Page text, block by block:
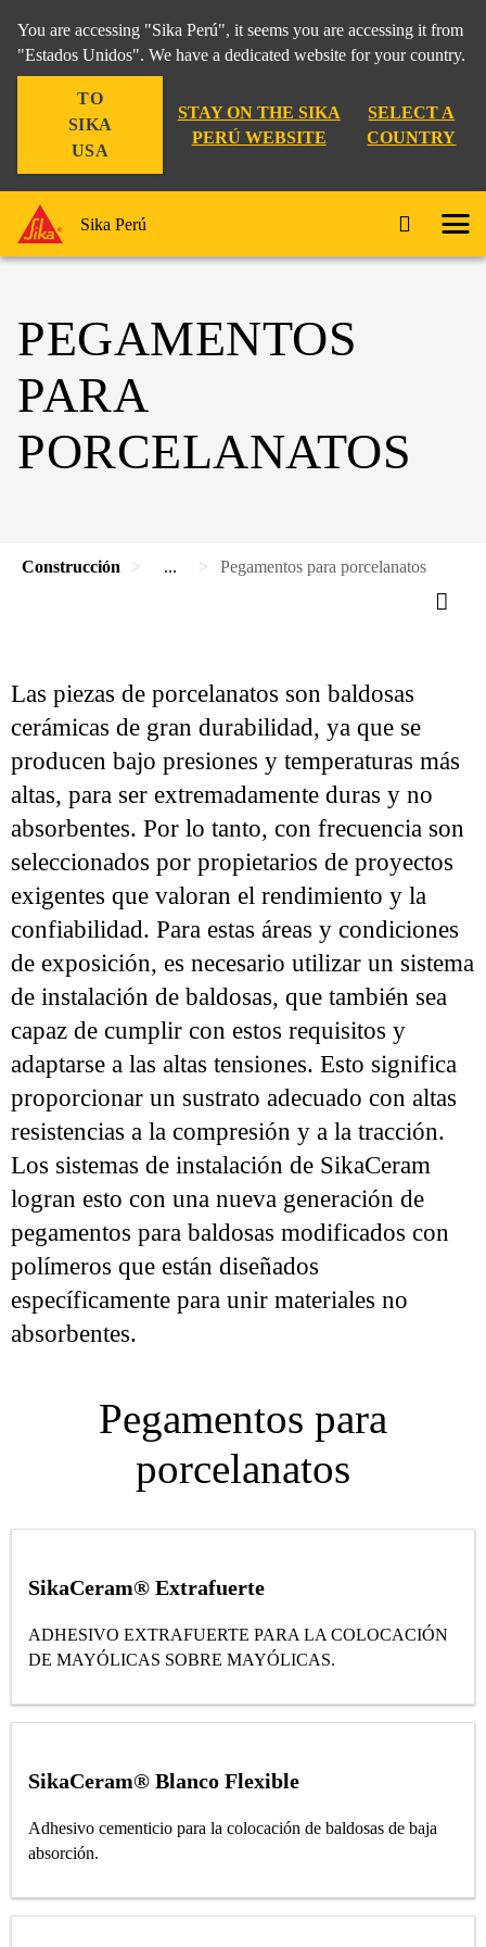
You are accessing "Sika Perú", it seems you are accessing it from
"Estados Unidos". We have a dedicated website for your country.
TO
SIKA
USA
STAY ON THE SIKA
PERÚ WEBSITE
SELECT A
COUNTRY
Sika Perú
PEGAMENTOS
PARA
PORCELANATOS
Construcción ... Pegamentos para porcelanatos
Las piezas de porcelanatos son baldosas
cerámicas de gran durabilidad, ya que se
producen bajo presiones y temperaturas más
altas, para ser extremadamente duras y no
absorbentes. Por lo tanto, con frecuencia son
seleccionados por propietarios de proyectos
exigentes que valoran el rendimiento y la
confiabilidad. Para estas áreas y condiciones
de exposición, es necesario utilizar un sistema
de instalación de baldosas, que también sea
capaz de cumplir con estos requisitos y
adaptarse a las altas tensiones. Esto significa
proporcionar un sustrato adecuado con altas
resistencias a la compresión y a la tracción.
Los sistemas de instalación de SikaCeram
logran esto con una nueva generación de
pegamentos para baldosas modificados con
polímeros que están diseñados
específicamente para unir materiales no
absorbentes.
Pegamentos para
porcelanatos
SikaCeram® Extrafuerte
ADHESIVO EXTRAFUERTE PARA LA COLOCACIÓN
DE MAYÓLICAS SOBRE MAYÓLICAS.
SikaCeram® Blanco Flexible
Adhesivo cementicio para la colocación de baldosas de baja
absorción.